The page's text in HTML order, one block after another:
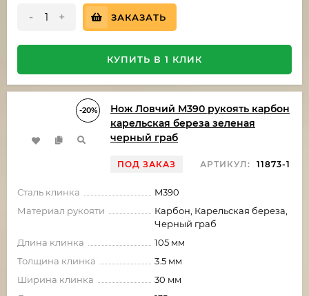
- + ЗАКАЗАТЬ
КУПИТЬ В 1 КЛИК
-20%
Нож Ловчий М390 рукоять карбон
карельская береза зеленая
черный граб
ПОД ЗАКАЗ АРТИКУЛ: 11873-1
Сталь клинка
M390
Материал рукояти
Карбон, Карельская береза,
Черный граб
Длина клинка
105 мм
Толщина клинка
3.5 мм
Ширина клинка
30 мм